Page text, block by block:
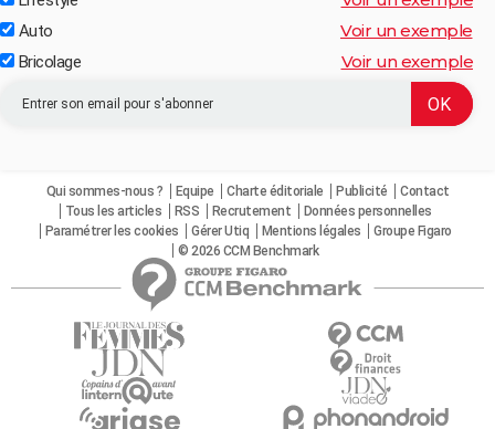
Auto Voir un exemple
Bricolage Voir un exemple
Qui sommes-nous ? Equipe Charte éditoriale Publicité
Contact
Tous les articles
RSS Recrutement
Données personnelles
Paramétrer les cookies
Gérer Utiq Mentions légales
Groupe Figaro
© 2026 CCM Benchmark